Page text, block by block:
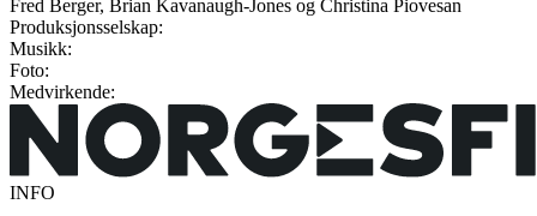
Fred Berger, Brian Kavanaugh-Jones og Christina Piovesan
Produksjonsselskap:
Musikk:
Foto:
Medvirkende:
INFO